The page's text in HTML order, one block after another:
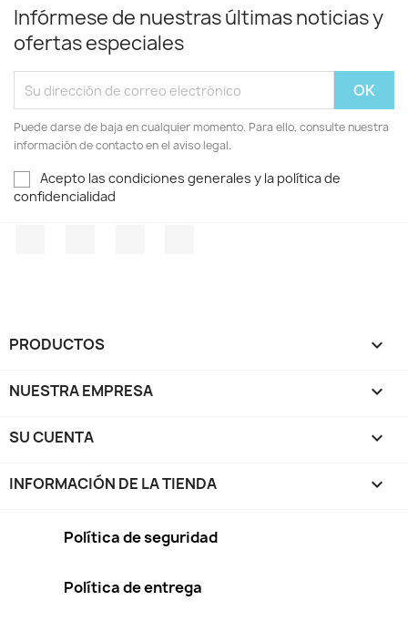
Infórmese de nuestras últimas noticias y
ofertas especiales
Puede darse de baja en cualquier momento. Para ello, consulte nuestra
información de contacto en el aviso legal.
Acepto las condiciones generales y la política de
confidencialidad
PRODUCTOS 
NUESTRA EMPRESA 
SU CUENTA 
INFORMACIÓN DE LA TIENDA keyboard_arrow_down
Política de seguridad
Política de entrega